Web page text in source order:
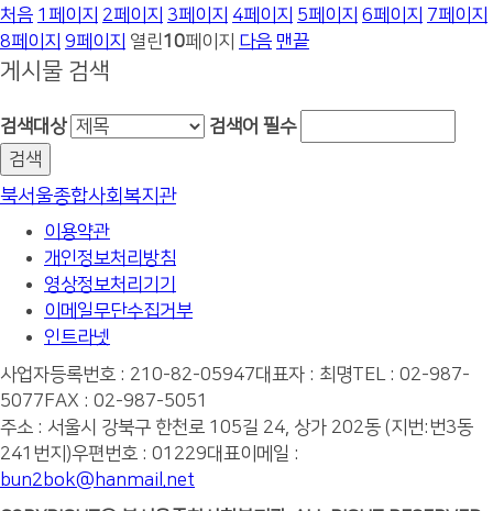
처음 1 페이지 2페이지 3페이지 4페이지 5페이지 6페이지 7페이지
8페이지 9페이지 열린10페이지 다음 맨끝
게시물 검색
검색대상 검색어 필수
북서울종합사회복지관
이용약관
개인정보처리방침
영상정보처리기기
이메일무단수집거부
인트라넷
사업자등록번호 : 210-82-05947대표자 : 최명TEL : 02-987-
5077 FAX : 02-987-5051
주소 : 서울시 강북구 한천로 105길 24, 상가 202동 (지번:번3동
241번지)우편번호 : 01229대표이메일 :
bun2bok@hanmail.net